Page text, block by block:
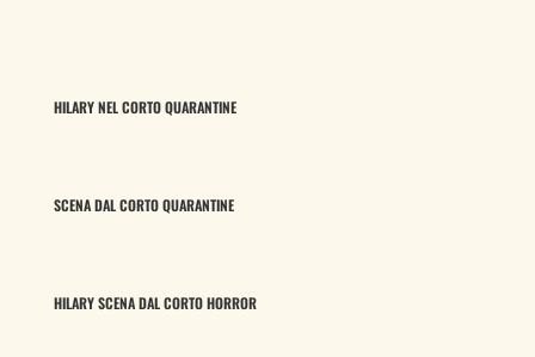
HILARY NEL CORTO QUARANTINE
SCENA DAL CORTO QUARANTINE
HILARY SCENA DAL CORTO HORROR